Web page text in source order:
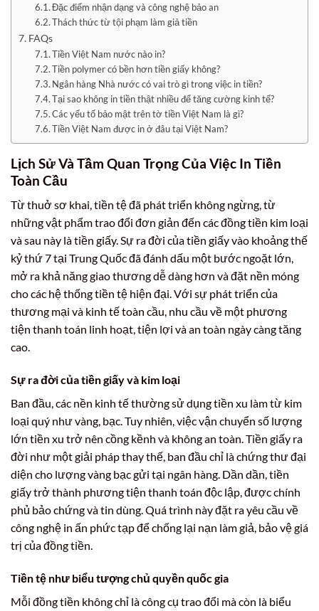
Đặc điểm nhận dạng và công nghệ bảo an
Thách thức từ tội phạm làm giả tiền
FAQs
Tiền Việt Nam nước nào in?
Tiền polymer có bền hơn tiền giấy không?
Ngân hàng Nhà nước có vai trò gì trong việc in tiền?
Tại sao không in tiền thật nhiều để tăng cường kinh tế?
Các yếu tố bảo mật trên tờ tiền Việt Nam là gì?
Tiền Việt Nam được in ở đâu tại Việt Nam?
Lịch Sử Và Tầm Quan Trọng Của Việc In Tiền
Toàn Cầu
Từ thuở sơ khai, tiền tệ đã phát triển không ngừng, từ
những vật phẩm trao đổi đơn giản đến các đồng tiền kim loại
và sau này là tiền giấy. Sự ra đời của tiền giấy vào khoảng thế
kỷ thứ 7 tại Trung Quốc đã đánh dấu một bước ngoặt lớn,
mở ra khả năng giao thương dễ dàng hơn và đặt nền móng
cho các hệ thống tiền tệ hiện đại. Với sự phát triển của
thương mại và kinh tế toàn cầu, nhu cầu về một phương
tiện thanh toán linh hoạt, tiện lợi và an toàn ngày càng tăng
cao.
Sự ra đời của tiền giấy và kim loại
Ban đầu, các nền kinh tế thường sử dụng tiền xu làm từ kim
loại quý như vàng, bạc. Tuy nhiên, việc vận chuyển số lượng
lớn tiền xu trở nên cồng kềnh và không an toàn. Tiền giấy ra
đời như một giải pháp thay thế, ban đầu chỉ là chứng thư đại
diện cho lượng vàng bạc gửi tại ngân hàng. Dần dần, tiền
giấy trở thành phương tiện thanh toán độc lập, được chính
phủ bảo chứng và tin dùng. Quá trình này đặt ra yêu cầu về
công nghệ in ấn phức tạp để chống lại nạn làm giả, bảo vệ giá
trị của đồng tiền.
Tiền tệ như biểu tượng chủ quyền quốc gia
Mỗi đồng tiền không chỉ là công cụ trao đổi mà còn là biểu